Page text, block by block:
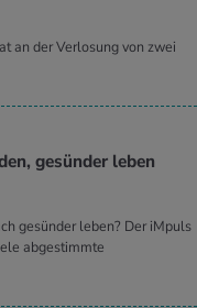
an der Verlosung von zwei
ge­sün­der leben
gesünder leben? Der iMpuls
abgestimmte